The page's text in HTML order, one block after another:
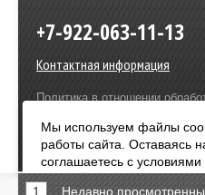
Оплата:
+7-922-063-11-13
Контактная информация
Политика в отношении
1 Недавно
Мы используем файлы
работы сайта. Оставаясь
соглашаетесь с
cookies. Чтобы